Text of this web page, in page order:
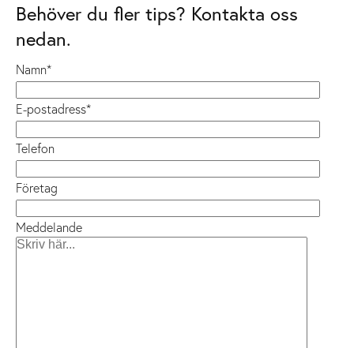
Behöver du fler tips? Kontakta oss
nedan.
Namn*
E-postadress*
Telefon
Företag
Meddelande